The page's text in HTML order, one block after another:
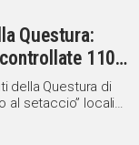
Questura:
1104
14
della Questura di
locali
cittadino, ove
episodi di